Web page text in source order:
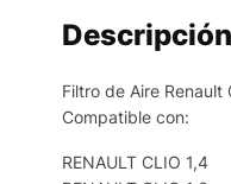
Descripción
Filtro de Aire
Compatible con:
RENAULT CLIO 1,4